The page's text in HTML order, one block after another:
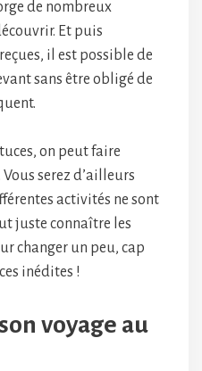
de nombreux
Et puis
il est possible de
sans être obligé de
on peut faire
serez d’ailleurs
activités ne sont
juste connaître les
changer un peu, cap
inédites !
voyage au